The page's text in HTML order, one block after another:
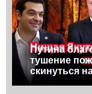
Путина
тушение
скинуться